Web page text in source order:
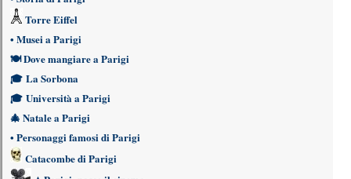
Torre Eiffel
• Musei a Parigi
🍽Dove mangiare a Parigi
🎓 La Sorbona
🎓 Università a Parigi
🎄 Natale a Parigi
• Personaggi famosi di Parigi
Catacombe di Parigi